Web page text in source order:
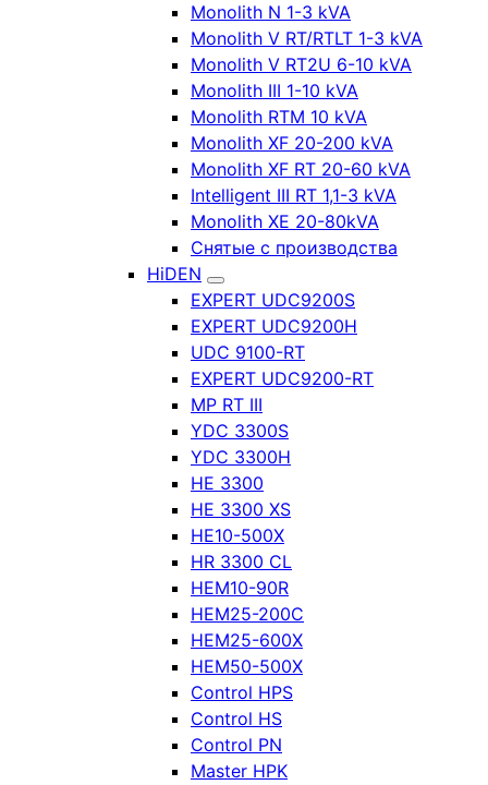
Monolith N 1-3 kVA
Monolith V RT/RTLT 1-3 kVA
Monolith V RT2U 6-10 kVA
Monolith III 1-10 kVA
Monolith RTM 10 kVA
Monolith XF 20-200 kVA
Monolith XF RT 20-60 kVA
Intelligent III RT 1,1-3 kVA
Monolith XE 20-80kVA
Снятые с производства
HiDEN
EXPERT UDC9200S
EXPERT UDC9200H
UDC 9100-RT
EXPERT UDC9200-RT
MP RT III
YDC 3300S
YDC 3300H
HE 3300
HE 3300 XS
HE10-500X
HR 3300 CL
HEM10-90R
HEM25-200C
HEM25-600X
HEM50-500X
Control HPS
Control HS
Control PN
Master HPK